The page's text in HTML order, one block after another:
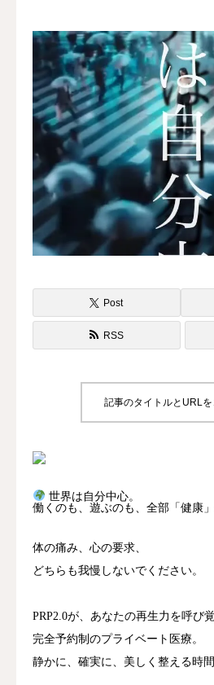
Post
RSS
記事のタイトルとURL
世界は自分中心。
働くのも、遊ぶのも、全部「健康」
体の痛み、心の要求、
どちらも我慢しないでください。
PRP2.0が、あなたの再生力を呼び
完全予約制のプライベート医療。
静かに、確実に、美しく整える時間
診療案内
Contents
診察予約
第三種再生医療
MAP
再生医療ネットワーク